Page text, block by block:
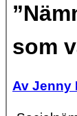
som
Av Jenny